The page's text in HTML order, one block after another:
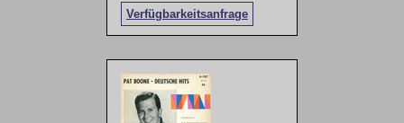
Verfügbarkeitsanfrage